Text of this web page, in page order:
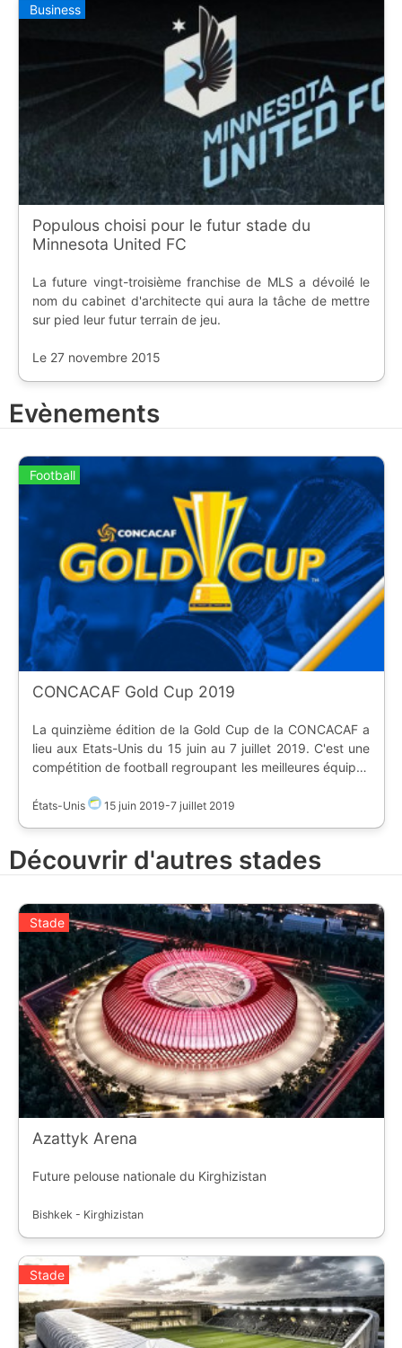
Business
Populous choisi pour le futur stade du
Minnesota United FC
La future vingt-troisième franchise de MLS a dévoilé le
nom du cabinet d'architecte qui aura la tâche de mettre
sur pied leur futur terrain de jeu.
Le 27 novembre 2015
Evènements
Football
CONCACAF Gold Cup 2019
La quinzième édition de la Gold Cup de la CONCACAF a
lieu aux Etats-Unis du 15 juin au 7 juillet 2019. C'est une
compétition de football regroupant les meilleures équipes
Centrale et des Caraïbes. Cette année, seize équipes ont
premières équipes proviennent du classement des
qualifications pour la Coupe du Monde 2018. Les dix
(https://static.ostadium.com/assets/ui/country/mx.png)
Mexique * ![]
(https://static.ostadium.com/assets/ui/country/cr.png)
Costa Rica * ![]
(https://static.ostadium.com/assets/ui/country/pa.png)
Panama * ![]
(https://static.ostadium.com/assets/ui/country/hn.png)
Honduras * ![]
(https://static.ostadium.com/assets/ui/country/us.png)
USA * ![]
(https://static.ostadium.com/assets/ui/country/tt.png)
États-Unis 15 juin 2019-7 juillet 2019
Découvrir d'autres stades
Stade
Azattyk Arena
Future pelouse nationale du Kirghizistan
Bishkek - Kirghizistan
Stade